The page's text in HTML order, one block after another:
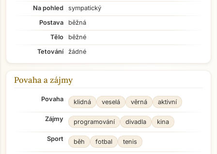
Na pohled
sympatický
Postava
běžná
Tělo
běžné
Tetování
žádné
Povaha a zájmy
Povaha klidná veselá věrná aktivní
Zájmy programování divadla kina
Sport běh fotbal tenis